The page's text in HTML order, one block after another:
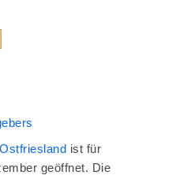
Ostfriesland ist für
geöffnet. Die